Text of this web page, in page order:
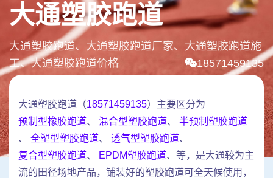
大通塑胶跑道
大通塑胶跑道、大通塑胶跑道厂家、大通塑胶跑道施
工、大通塑胶跑道价格
18571459135
大通塑胶跑道（18571459135）主要区分为
预制型橡胶跑道、 混合型塑胶跑道、 半预制塑胶跑道
、 全塑型塑胶跑道、 透气型塑胶跑道、
复合型塑胶跑道、 EPDM塑胶跑道、等，是大通较为主
流的田径场地产品，铺装好的塑胶跑道可全天候使用，